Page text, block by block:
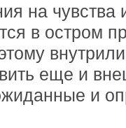
на
в остром
еще и
и